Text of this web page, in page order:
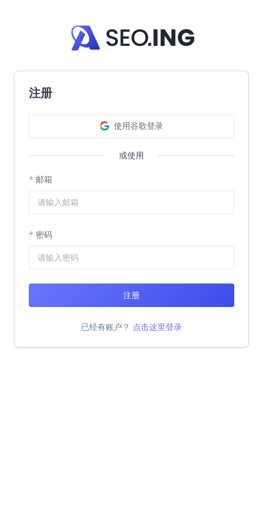
注册
使用谷歌登录
或使用
邮箱
密码
注册
已经有账户？ 点击这里登录